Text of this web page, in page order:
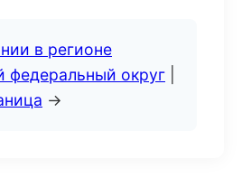
в регионе
федеральный округ
→